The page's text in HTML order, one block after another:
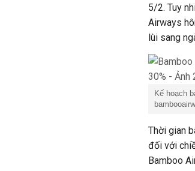
5/2. Tuy
Airways
lùi sang
Kế hoạch
Thời gian
đối với
Bamboo